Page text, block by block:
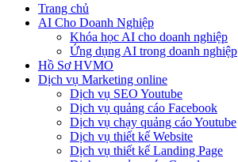
Trang chủ
AI Cho Doanh Nghiệp
Khóa học AI cho doanh nghiệp
Ứng dụng AI trong doanh nghiệp
Hồ Sơ HVMO
Dịch vụ Marketing online
Dịch vụ SEO Youtube
Dịch vụ quảng cáo Facebook
Dịch vụ chạy quảng cáo Youtube
Dịch vụ thiết kế Website
Dịch vụ thiết kế Landing Page